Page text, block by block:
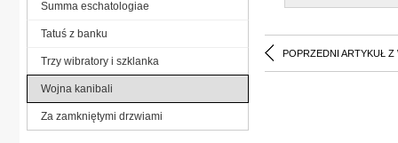
POPRZEDNI ARTYKUŁ Z
Summa eschatologiae
Tatuś z banku
Trzy wibratory i szklanka
Wojna kanibali
Za zamkniętymi drzwiami